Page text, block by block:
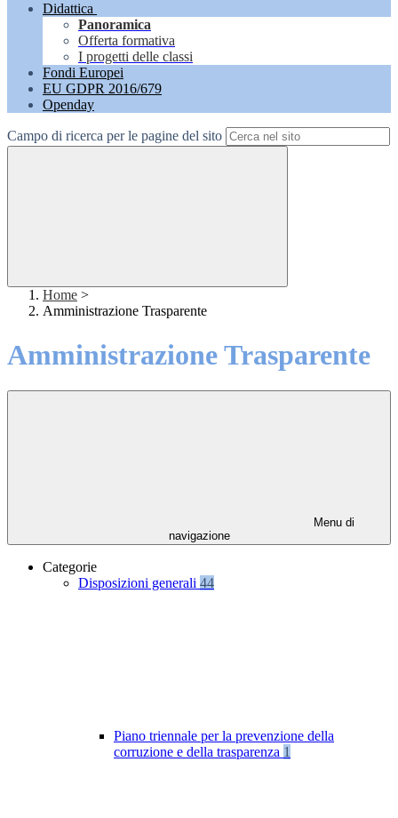
Didattica
Panoramica
Offerta formativa
I progetti delle classi
Fondi Europei
EU GDPR 2016/679
Openday
Campo di ricerca per le pagine del sito
Home >
Amministrazione Trasparente
Amministrazione Trasparente
Menu di
navigazione
Categorie
Disposizioni generali 44
Piano triennale per la prevenzione della
corruzione e della trasparenza 1